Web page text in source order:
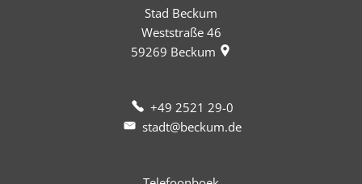
Stad Beckum
Weststraße 46
59269 Beckum
+49 2521 29-0
stadt@beckum.de